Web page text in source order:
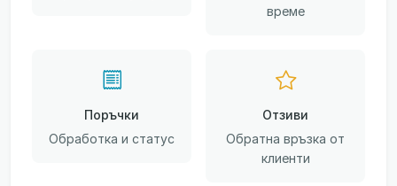
време
Поръчки
Обработка и статус
Отзиви
Обратна връзка от
клиенти